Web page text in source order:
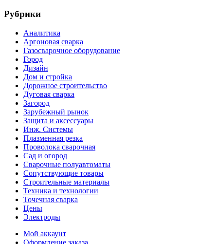
Рубрики
Аналитика
Аргоновая сварка
Газосварочное оборудование
Город
Дизайн
Дом и стройка
Дорожное строительство
Дуговая сварка
Загород
Зарубежный рынок
Защита и аксессуары
Инж. Системы
Плазменная резка
Проволока сварочная
Сад и огород
Сварочные полуавтоматы
Сопутствующие товары
Строительные материалы
Техника и технологии
Точечная сварка
Цены
Электроды
Мой аккаунт
Оформление заказа